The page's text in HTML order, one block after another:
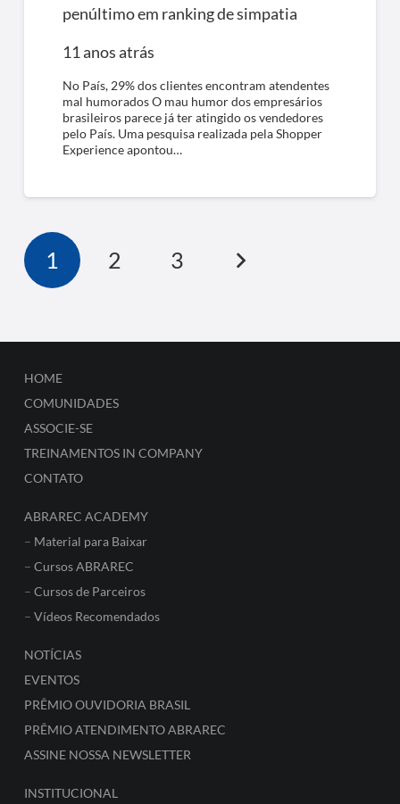
penúltimo em ranking de simpatia
11 anos atrás
No País, 29% dos clientes encontram atendentes
mal humorados O mau humor dos empresários
brasileiros parece já ter atingido os vendedores
pelo País. Uma pesquisa realizada pela Shopper
Experience apontou…
1 2 3
HOME
COMUNIDADES
ASSOCIE-SE
TREINAMENTOS IN COMPANY
CONTATO
ABRAREC ACADEMY
– Material para Baixar
– Cursos ABRAREC
– Cursos de Parceiros
– Vídeos Recomendados
NOTÍCIAS
EVENTOS
PRÊMIO OUVIDORIA BRASIL
PRÊMIO ATENDIMENTO ABRAREC
ASSINE NOSSA NEWSLETTER
INSTITUCIONAL